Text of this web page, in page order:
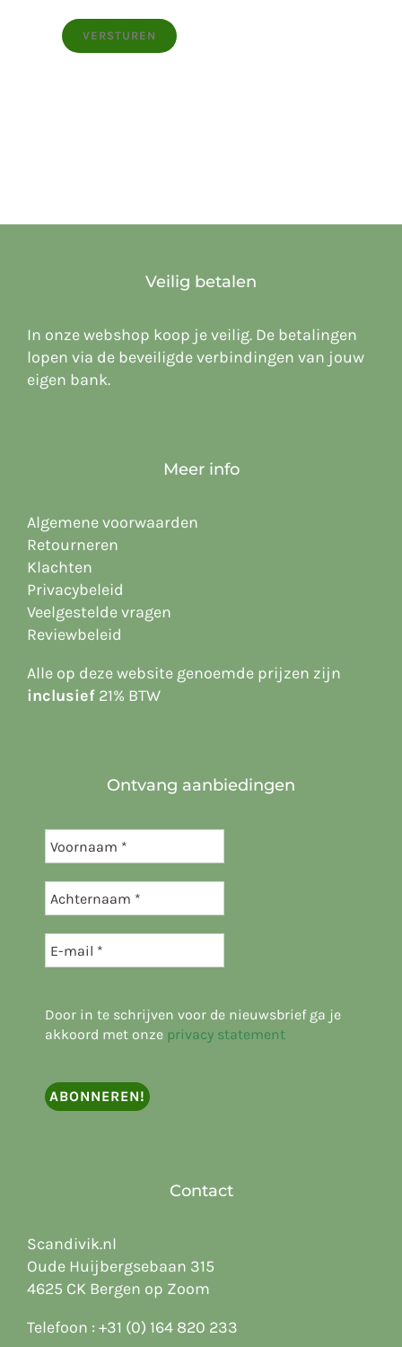
VERSTUREN
Veilig betalen
In onze webshop koop je veilig. De betalingen
lopen via de beveiligde verbindingen van jouw
eigen bank.
Meer info
Algemene voorwaarden
Retourneren
Klachten
Privacybeleid
Veelgestelde vragen
Reviewbeleid
Alle op deze websitegenoemde prijzen zijn
inclusief21% BTW
Ontvang aanbiedingen
Door in te schrijven voor de nieuwsbrief ga je
akkoord met onze privacy statement
Contact
Scandivik.nl
Oude Huijbergsebaan 315
4625 CK Bergen op Zoom
Telefoon : +31 (0) 164 820 233